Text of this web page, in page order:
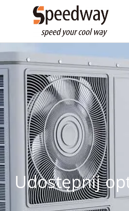
Udostępnij